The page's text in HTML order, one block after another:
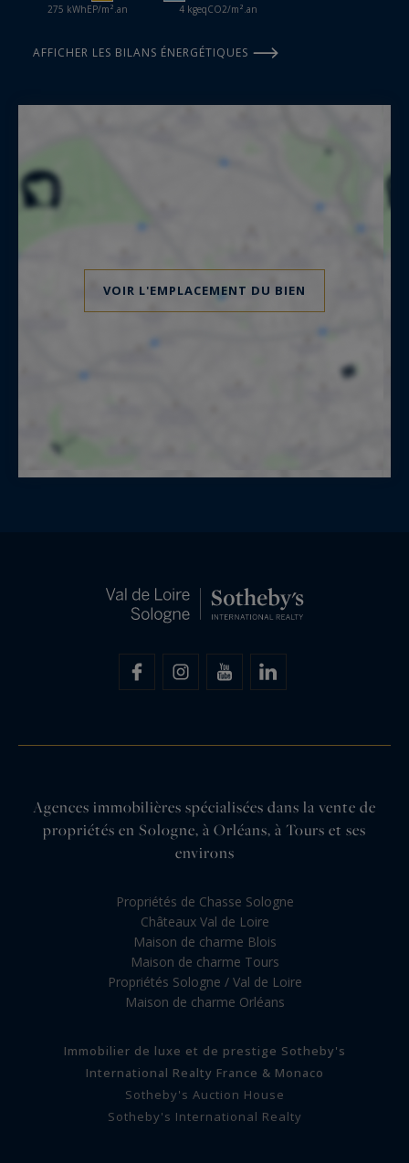
275 kWhEP/m².an 4 kgeqCO2/m².an
AFFICHER LES BILANS ÉNERGÉTIQUES
VOIR L'EMPLACEMENT DU BIEN
Agences immobilières spécialisées dans la vente de
propriétés en Sologne, à Orléans, à Tours et ses
environs
Propriétés de Chasse Sologne
Châteaux Val de Loire
Maison de charme Blois
Maison de charme Tours
Propriétés Sologne / Val de Loire
Maison de charme Orléans
Immobilier de luxe et de prestige Sotheby's
International Realty France & Monaco
Sotheby's Auction House
Sotheby's International Realty